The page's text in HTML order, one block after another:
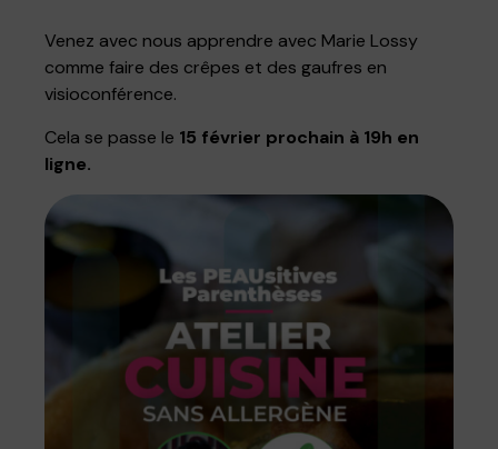
Venez avec nous apprendre avec Marie Lossy
comme faire des crêpes et des gaufres en
visioconférence.
Cela se passe le 15 février prochain à 19h en
ligne.